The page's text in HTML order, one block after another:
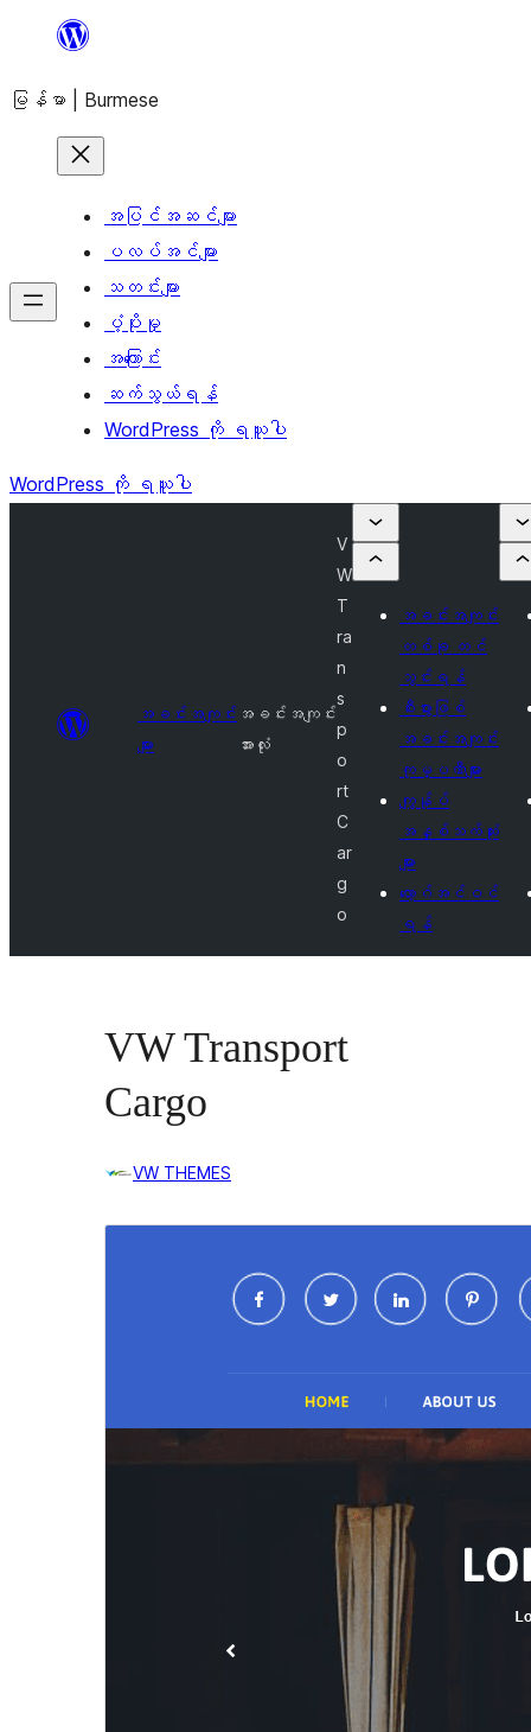
အကြောင်းအရာ
ကျော်သွား
မြန်မာ | Burmese
အပြင်အဆင်များ
ပလပ်အင်များ
သတင်းများ
ပံ့ပိုးမှု
အကြောင်း
ဆက်သွယ်ရန်
WordPress ကို ရယူပါ
WordPress ကို ရယူပါ
အခင်းအကျင်း
များ
အခင်းအကျင်း
အားလုံး
V
W
T
ra
n
s
p
o
rt
C
ar
g
o
အခင်းအကျင်း
တစ်ခု တင်
သွင်းရန်
စီးပွားဖြစ်
အခင်းအကျင်း
ကုမ္ပဏီများ
ကျွန်ုပ်
အနှစ်သက်ဆုံး
များ
လော့ဂ်အင်ဝင်
ရန်
VW Transport
Cargo
VW THEMES